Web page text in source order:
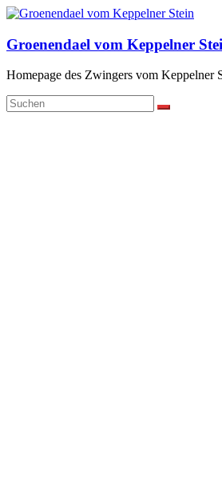
Zum
springen
Groenendael vom Keppelner
Homepage des Zwingers vom Keppelner